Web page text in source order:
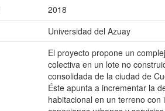
2018
Universidad del Azuay
El proyecto propone un
colectiva en un lote no
consolidada de la ciudad de
Éste apunta a incrementar la
habitacional en un terreno con